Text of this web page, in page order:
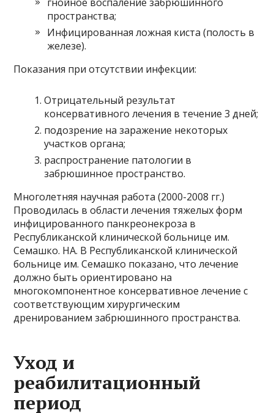
пространства;
Инфицированная ложная киста (полость в
железе).
Показания при отсутствии инфекции:
Отрицательный результат
консервативного лечения в течение 3 дней;
подозрение на заражение некоторых
участков органа;
распространение патологии в
забрюшинное пространство.
Многолетняя научная работа (2000-2008 гг.)
Проводилась в области лечения тяжелых форм
инфицированного панкреонекроза в
Республиканской клинической больнице им.
Семашко. НА. В Республиканской клинической
больнице им. Семашко показано, что лечение
должно быть ориентировано на
многокомпонентное консервативное лечение с
соответствующим хирургическим
дренированием забрюшинного пространства.
Уход и
реабилитационный
период